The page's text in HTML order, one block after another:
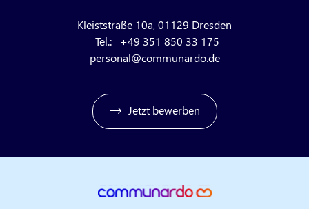
Kleiststraße 10a, 01129 Dresden
Tel.:
+49 351 850 33 175
personal@communardo.de
Jetzt bewerben